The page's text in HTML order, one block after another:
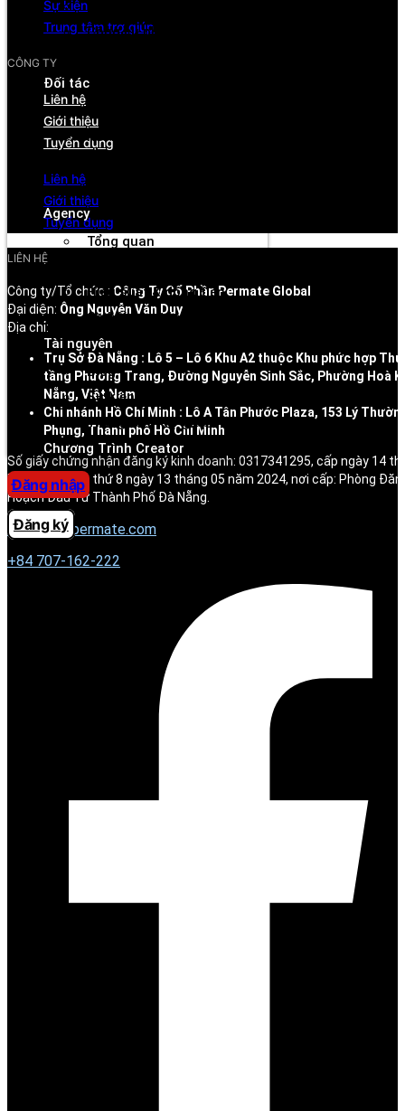
Tìm kiếm đối tác
Công cụ phân tích
Đối tác
Kết nối thương hiệu
Agency
Tổng quan
Hiệu suất & dòng tiền
Cơ hội hợp tác & hỗ trợ
Tài nguyên
Blog
Sự kiện
Trung tâm trợ giúp
Chương Trình Creator
Đăng nhập
Đăng ký
Sự kiện
Trung tâm trợ giúp
CÔNG TY
Liên hệ
Giới thiệu
Tuyển dụng
Liên hệ
Giới thiệu
Tuyển dụng
LIÊN HỆ
Công ty/Tổ chức : Công Ty Cổ Phần Permate Global
Đại diện: Ông Nguyễn Văn Duy
Địa chỉ:
Trụ Sở Đà Nẵng : Lô 5 – Lô 6 Khu A2 thuộc Khu phức hợp
tầng Phương Trang, Đường Nguyễn Sinh Sắc, Phường Hoà
Nẵng, Việt Nam
Chi nhánh Hồ Chí Minh : Lô A Tân Phước Plaza, 153 Lý
Phụng, Thành phố Hồ Chí Minh
Số giấy chứng nhận đăng ký kinh doanh: 0317341295, cấp ngày 14
ký thay đổi lần thứ 8 ngày 13 tháng 05 năm 2024, nơi cấp: Phòng
Hoạch Đầu Tư Thành Phố Đà Nẵng.
contact@permate.com
+84 707-162-222